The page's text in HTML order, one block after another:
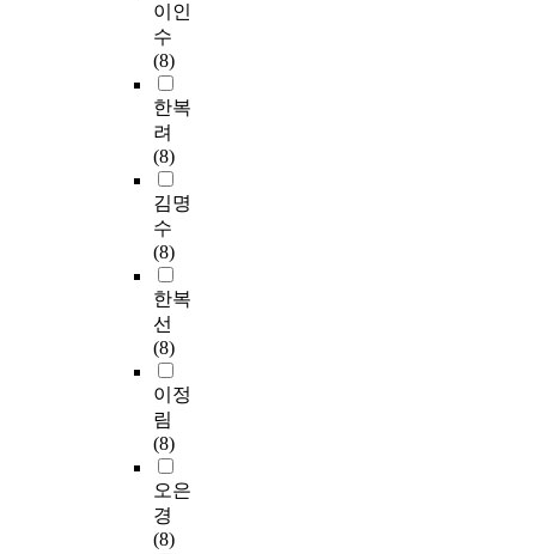
이인
수
(8)
한복
려
(8)
김명
수
(8)
한복
선
(8)
이정
림
(8)
오은
경
(8)